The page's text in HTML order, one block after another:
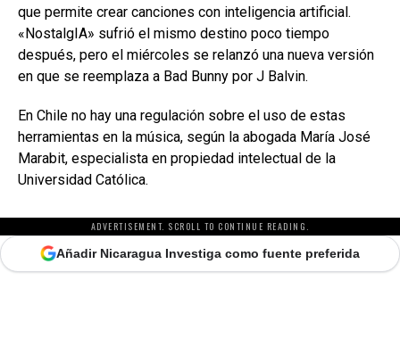
que permite crear canciones con inteligencia artificial.
«NostalgIA» sufrió el mismo destino poco tiempo
después, pero el miércoles se relanzó una nueva versión
en que se reemplaza a Bad Bunny por J Balvin.
En Chile no hay una regulación sobre el uso de estas
herramientas en la música, según la abogada María José
Marabit, especialista en propiedad intelectual de la
Universidad Católica.
ADVERTISEMENT. SCROLL TO CONTINUE READING.
Añadir Nicaragua Investiga como fuente preferida